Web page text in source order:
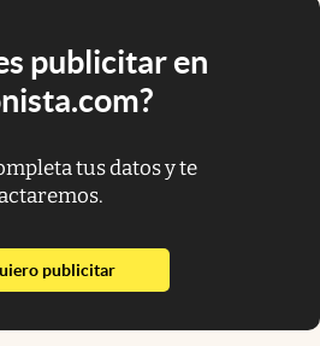
publicitar en
tus datos y te
publicitarabre en nueva pestaña